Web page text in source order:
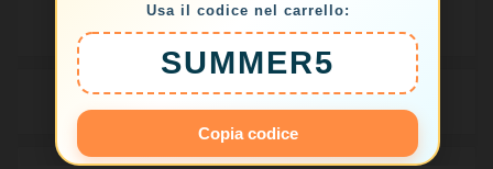
Recensioni
Usa il codice nel carrello:
SUMMER5
Copia codice